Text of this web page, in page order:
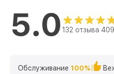
5.0 132 отзыва
Обслуживание 100%